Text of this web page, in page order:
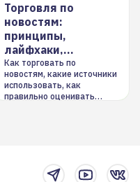
Торговля по
новостям:
принципы,
лайфхаки,
инструменты
Как торговать по
новостям, какие источники
использовать, как
правильно оценивать